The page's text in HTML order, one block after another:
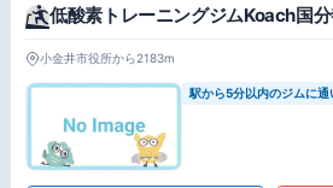
低酸素トレーニングジムKoach国
小金井市役所から2183m
駅から5分以内のジムに通